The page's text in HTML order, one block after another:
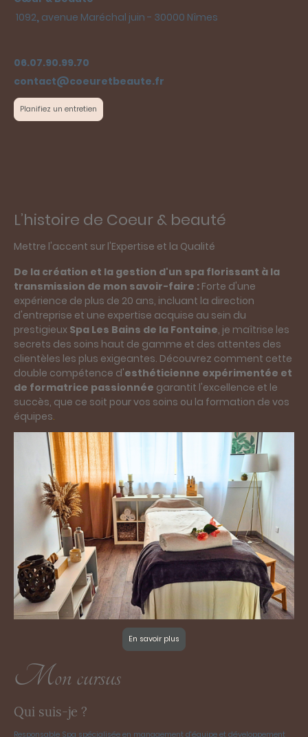
1092, avenue Maréchal juin - 30000 Nîmes
Planifiez un entretien
06.07.90.99.70
contact@coeuretbeaute.fr
L’histoire de Coeur & beauté
Mettre l'accent sur l'Expertise et la Qualité
De la création et la gestion d'un spa florissant à la
transmission de mon savoir-faire : Forte d'une
expérience de plus de 20 ans, incluant la direction
d'entreprise et une expertise acquise au sein du
prestigieux Spa Les Bains de la Fontaine, je maîtrise les
secrets des soins haut de gamme et des attentes des
clientèles les plus exigeantes. Découvrez comment cette
double compétence d'esthéticienne expérimentée et
de formatrice passionnée garantit l'excellence et le
succès, que ce soit pour vos soins ou la formation de vos
équipes.
En savoir plus
Mon cursus
Qui suis-je ?
Responsable Spa spécialisée en management d'équipe et développement